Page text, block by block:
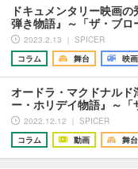
ドキュメンタリー映画
弾き物語』～「ザ・ブ
2023.2.13 ｜ SPICER
コラム
舞台 映画
オードラ・マクドナルド
ー・ホリデイ物語』～
2022.12.12 ｜ SPICER
コラム
動画 舞台